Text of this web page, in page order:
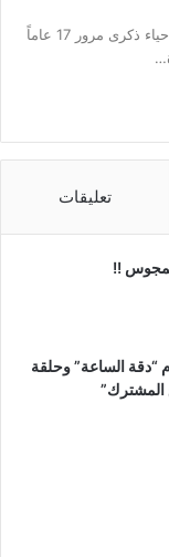
احمد الجندوفلي بدأت الولايات المتحدة الأمريكية باحياء ذكرى مرور 17 عاماً
تعليقات
!!
“دقة الساعة” وحلقة
المشترك”